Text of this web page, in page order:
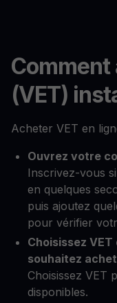
Comment
(VET)
Acheter VET en
Ouvrez votre
Inscrivez-vous
en quelques
puis ajoutez
pour vérifier
Choisissez
souhaitez
Choisissez VET
disponibles.